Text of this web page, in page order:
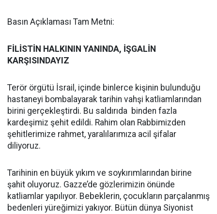
Basın Açıklaması Tam Metni:
FİLİSTİN HALKININ YANINDA, İŞGALİN
KARŞISINDAYIZ
Terör örgütü İsrail, içinde binlerce kişinin bulunduğu
hastaneyi bombalayarak tarihin vahşi katliamlarından
birini gerçekleştirdi. Bu saldırıda binden fazla
kardeşimiz şehit edildi. Rahim olan Rabbimizden
şehitlerimize rahmet, yaralılarımıza acil şifalar
diliyoruz.
Tarihinin en büyük yıkım ve soykırımlarından birine
şahit oluyoruz. Gazze’de gözlerimizin önünde
katliamlar yapılıyor. Bebeklerin, çocukların parçalanmış
bedenleri yüreğimizi yakıyor. Bütün dünya Siyonist